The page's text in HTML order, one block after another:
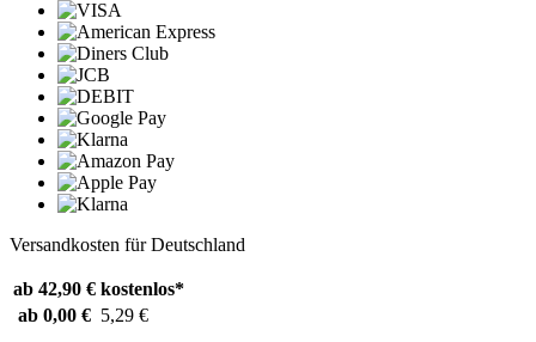
Versandkosten für Deutschland
ab 42,90 € kostenlos*
ab 0,00 € 5,29 €